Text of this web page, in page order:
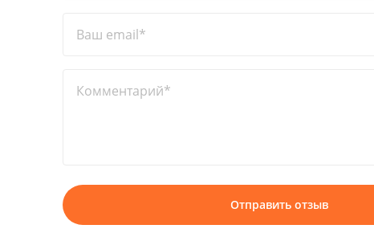
Ваш email*
Комментарий*
Отправить отзыв